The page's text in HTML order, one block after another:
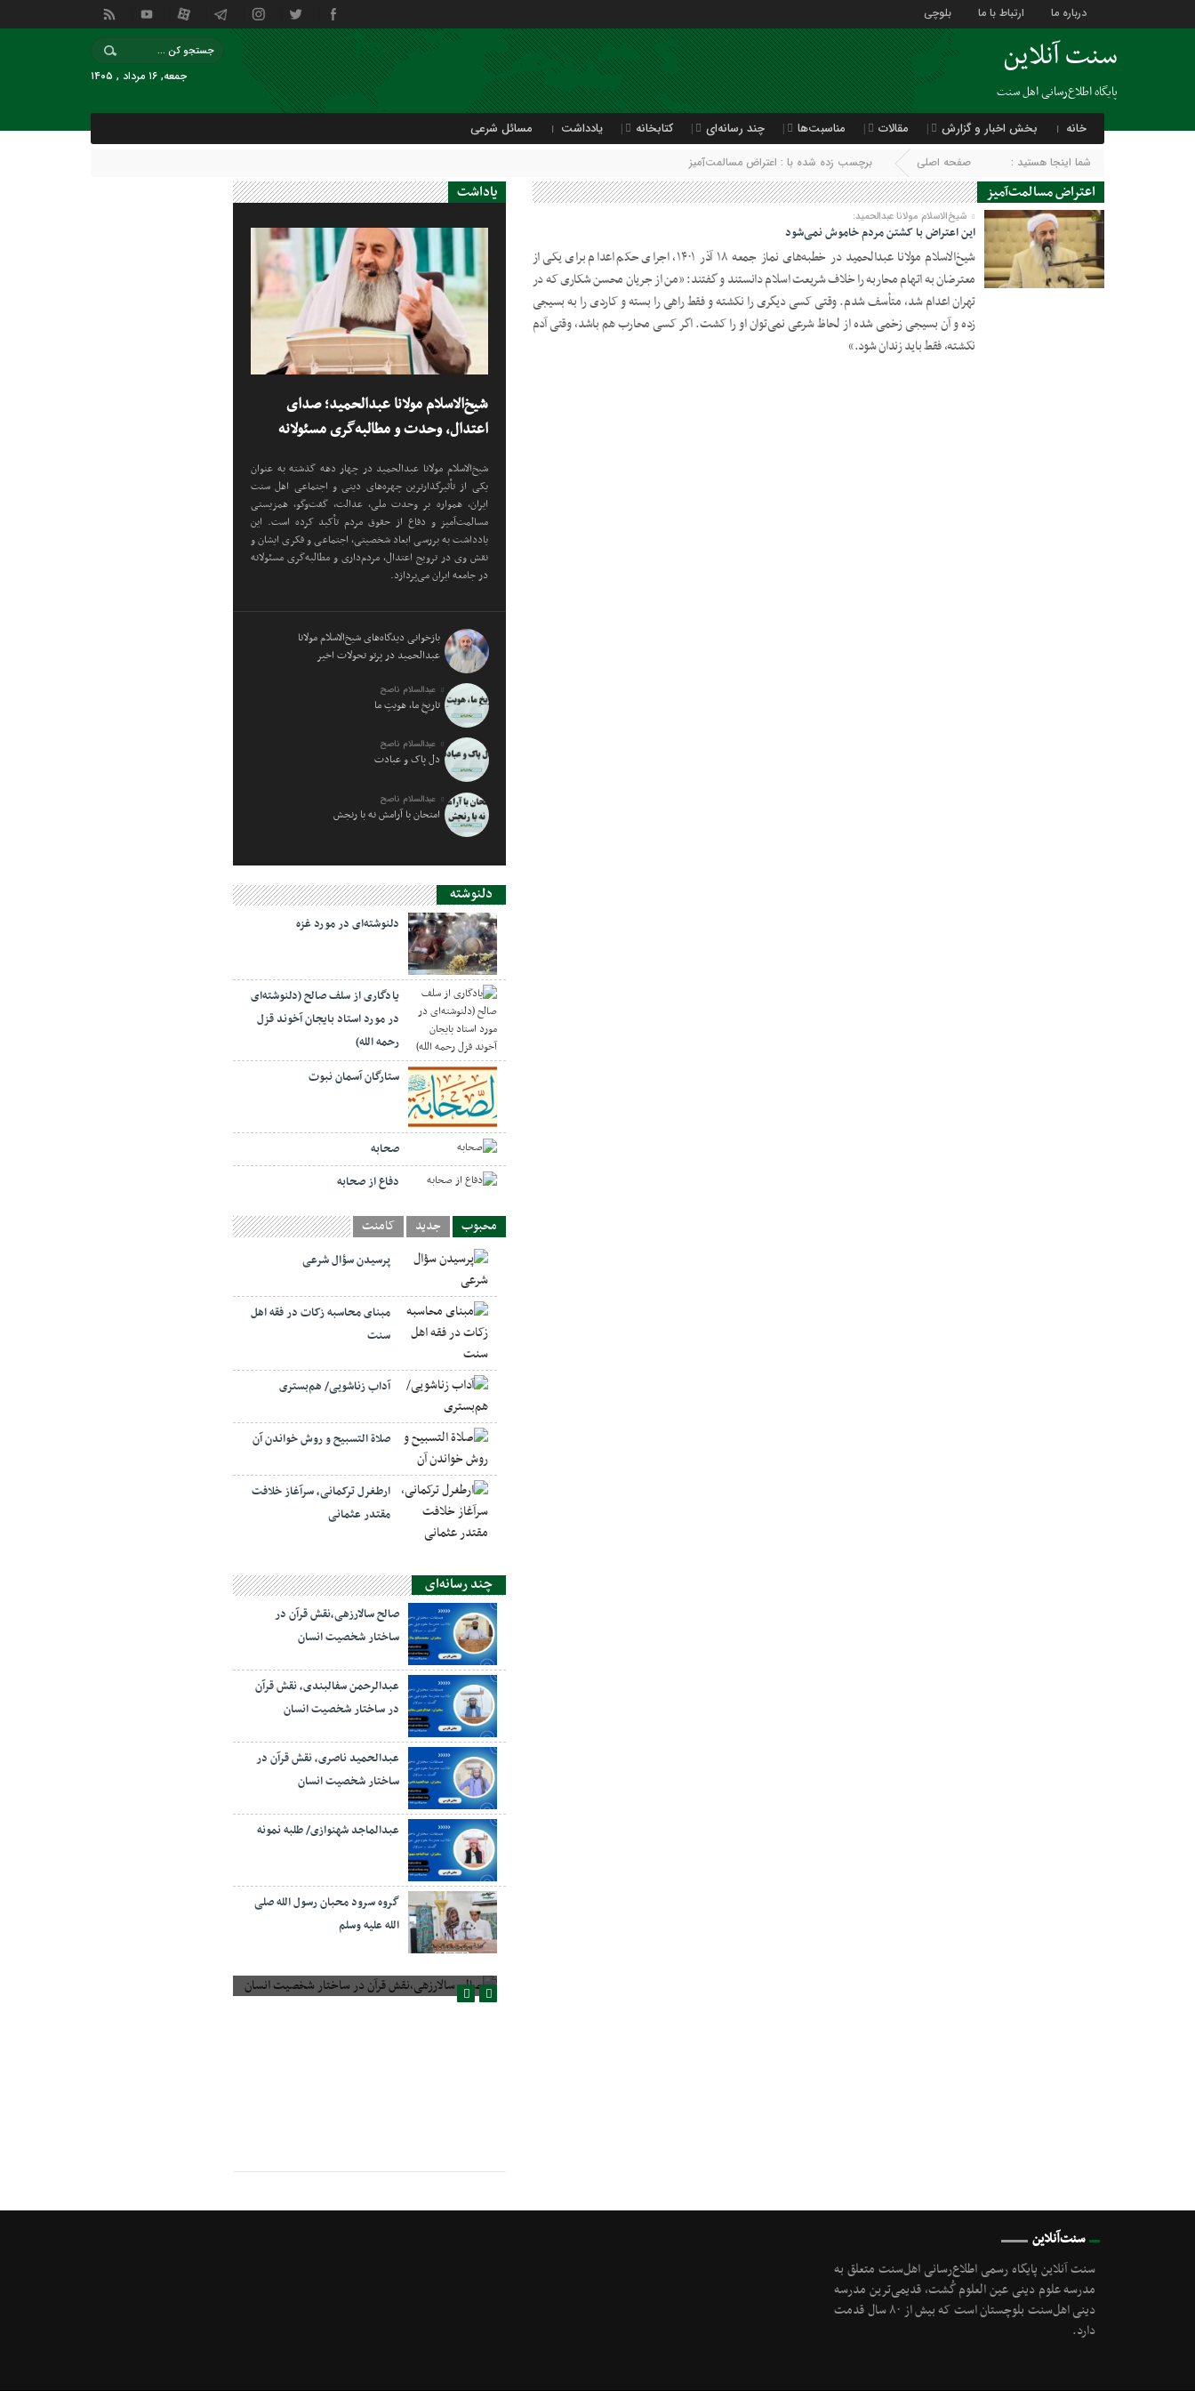
درباره ما ارتباط با ما بلوچی
سنت آنلاین
پایگاه اطلاع‌رسانی اهل سنت
جمعه, ۱۶ مرداد , ۱۴۰۵
خانه بخش اخبار و گزارش مقالات مناسبت‌ها چند رسانه‌ای کتابخانه یادداشت مسائل شرعی
شما اینجا هستید : صفحه اصلی برچسب زده شده با : اعتراض مسالمت‌آمیز
اعتراض مسالمت‌آمیز
10 دسامبر 2022
شیخ‌الاسلام مولانا عبدالحمید:
این اعتراض با کشتن مردم خاموش نمی‌شود
شیخ‌الاسلام مولانا عبدالحمید در خطبه‌های نماز جمعه ۱۸ آذر ۱۴۰۱، اجرای حکم اعدام برای یکی از
معترضان به اتهام محاربه را خلاف شریعت اسلام دانستند و گفتند: «من از جریان محسن شکاری که در
تهران اعدام شد، متأسف شدم. وقتی کسی دیگری را نکشته و فقط راهی را بسته و کاردی را به بسیجی
زده و آن بسیجی زخمی شده از لحاظ شرعی نمی‌توان او را کشت. اگر کسی محارب هم باشد، وقتی آدم
نکشته، فقط باید زندان شود.»
یاداشت
شیخ‌الاسلام مولانا عبدالحمید؛ صدای
اعتدال، وحدت و مطالبه‌گری مسئولانه
شیخ‌الاسلام مولانا عبدالحمید در چهار دهه گذشته به عنوان
یکی از تأثیرگذارترین چهره‌های دینی و اجتماعی اهل سنت
ایران، همواره بر وحدت ملی، عدالت، گفت‌وگو، همزیستی
مسالمت‌آمیز و دفاع از حقوق مردم تأکید کرده است. این
یادداشت به بررسی ابعاد شخصیتی، اجتماعی و فکری ایشان و
نقش وی در ترویج اعتدال، مردم‌داری و مطالبه‌گری مسئولانه
در جامعه ایران می‌پردازد.
بازخوانی دیدگاه‌های شیخ‌الاسلام مولانا
عبدالحمید در پرتو تحولات اخیر
عبدالسلام ناصح
تاریخِ ما، هویتِ ما
عبدالسلام ناصح
دل پاک و عبادت
عبدالسلام ناصح
امتحان با آرامش نه با رنجش
دلنوشته
دلنوشته‌ای در مورد غزه
یادگاری از سلف صالح (دلنوشته‌ای
در مورد استاد بایجان آخوند قزل
رحمه الله)
ستارگان آسمان نبوت
صحابه
دفاع از صحابه
محبوب جدید کامنت
پرسیدن سؤال شرعی
مبنای محاسبه زکات در فقه اهل
سنت
آداب زناشویی/ هم‌بستری
صلاة التسبيح و روش خواندن آن
ارطغرل ترکمانی، سرآغاز خلافت
مقتدر عثمانی
چند رسانه‌ای
صالح سالارزهی،‌نقش قرآن در
ساختار شخصیت انسان
عبدالرحمن سفالبندی، نقش قرآن
در ساختار شخصیت انسان
عبدالحمید ناصری، نقش قرآن در
ساختار شخصیت انسان
عبدالماجد شهنوازی/ طلبه نمونه
گروه سرود محبان رسول الله صلی
الله علیه وسلم
صالح سالارزهی،‌نقش قرآن در ساختار شخصیت انسان
سنت‌آنلاین
سنت آنلاین پایگاه رسمی اطلاع‌رسانی اهل‌سنت متعلق به
مدرسه علوم دینی عین العلوم گُشت, قدیمی‌ترین مدرسه
دینی اهل‌سنت بلوچستان است که بیش از ۸۰ سال قدمت
دارد.